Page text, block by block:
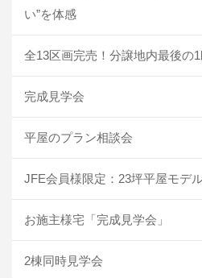
い”を体感
全13区画完売！分譲地内最後
完成見学会
平屋のプラン相談会
JFE会員様限定：23坪平屋モデ
お施主様宅「完成見学会」
2棟同時見学会